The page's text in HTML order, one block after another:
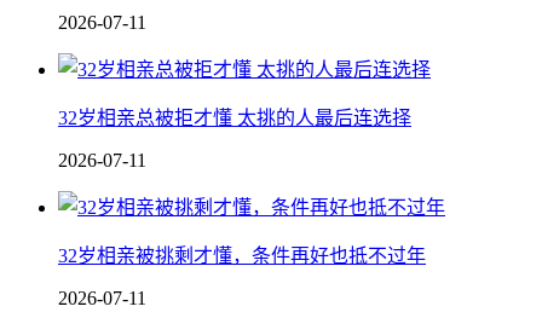
2026-07-11
32岁相亲总被拒才懂 太挑的人最后连选择
2026-07-11
32岁相亲被挑剩才懂，条件再好也抵不过年
2026-07-11